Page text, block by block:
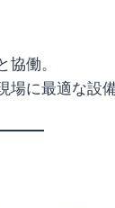
働。
場に最適な設